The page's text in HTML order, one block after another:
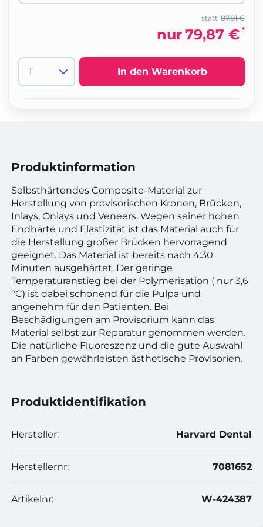
87,91 €
statt
nur79,87 € *
In den Warenkorb
Produktinformation
Selbsthärtendes Composite-Material zur
Herstellung von provisorischen Kronen, Brücken,
Inlays, Onlays und Veneers. Wegen seiner hohen
Endhärte und Elastizität ist das Material auch für
die Herstellung großer Brücken hervorragend
geeignet. Das Material ist bereits nach 4:30
Minuten ausgehärtet. Der geringe
Temperaturanstieg bei der Polymerisation ( nur 3,6
°C) ist dabei schonend für die Pulpa und
angenehm für den Patienten. Bei
Beschädigungen am Provisorium kann das
Material selbst zur Reparatur genommen werden.
Die natürliche Fluoreszenz und die gute Auswahl
an Farben gewährleisten ästhetische Provisorien.
Produktidentifikation
Hersteller: Harvard Dental
Herstellernr: 7081652
Artikelnr: W-424387